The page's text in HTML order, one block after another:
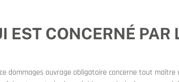
EST CONCERNÉ PAR
dommages ouvrage obligatoire concerne tout